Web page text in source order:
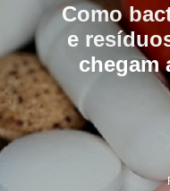
Como
e
chegam